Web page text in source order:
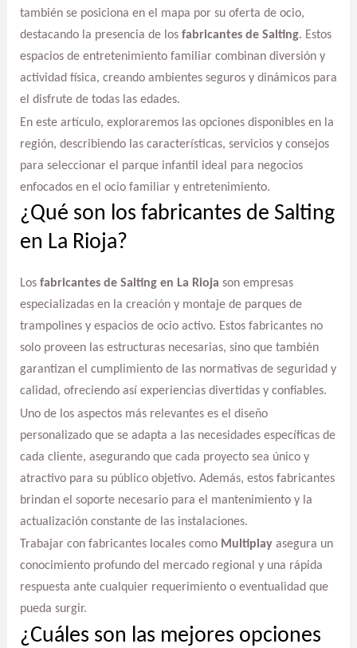
también se posiciona en el mapa por su oferta de ocio,
destacando la presencia de los fabricantes de Salting. Estos
espacios de entretenimiento familiar combinan diversión y
actividad física, creando ambientes seguros y dinámicos para
el disfrute de todas las edades.
En este artículo, exploraremos las opciones disponibles en la
región, describiendo las características, servicios y consejos
para seleccionar el parque infantil ideal para negocios
enfocados en el ocio familiar y entretenimiento.
¿Qué son los fabricantes de Salting
en La Rioja?
Los fabricantes de Salting en La Rioja son empresas
especializadas en la creación y montaje de parques de
trampolines y espacios de ocio activo. Estos fabricantes no
solo proveen las estructuras necesarias, sino que también
garantizan el cumplimiento de las normativas de seguridad y
calidad, ofreciendo así experiencias divertidas y confiables.
Uno de los aspectos más relevantes es el diseño
personalizado que se adapta a las necesidades específicas de
cada cliente, asegurando que cada proyecto sea único y
atractivo para su público objetivo. Además, estos fabricantes
brindan el soporte necesario para el mantenimiento y la
actualización constante de las instalaciones.
Trabajar con fabricantes locales como Multiplayasegura un
conocimiento profundo del mercado regional y una rápida
respuesta ante cualquier requerimiento o eventualidad que
pueda surgir.
¿Cuáles son las mejores opciones